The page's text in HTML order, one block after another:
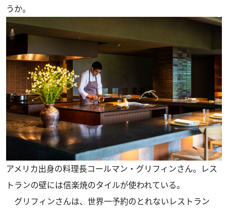
うか。
アメリカ出身の料理長コールマン・グリフィンさん。レス
トランの壁には信楽焼のタイルが使われている。
グリフィンさんは、世界一予約のとれないレストラン